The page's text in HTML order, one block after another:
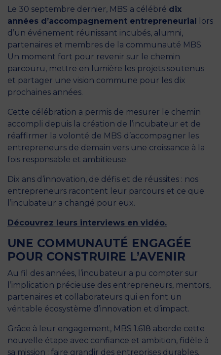
Le 30 septembre dernier, MBS a célébré dix
années d’accompagnement entrepreneurial lors
d’un événement réunissant incubés, alumni,
partenaires et membres de la communauté MBS.
Un moment fort pour revenir sur le chemin
parcouru, mettre en lumière les projets soutenus
et partager une vision commune pour les dix
prochaines années.
Cette célébration a permis de mesurer le chemin
accompli depuis la création de l’incubateur et de
réaffirmer la volonté de MBS d’accompagner les
entrepreneurs de demain vers une croissance à la
fois responsable et ambitieuse.
Dix ans d’innovation, de défis et de réussites : nos
entrepreneurs racontent leur parcours et ce que
l’incubateur a changé pour eux.
Découvrez leurs interviews en vidéo.
UNE COMMUNAUTÉ ENGAGÉE
POUR CONSTRUIRE L’AVENIR
Au fil des années, l’incubateur a pu compter sur
l’implication précieuse des entrepreneurs, mentors,
partenaires et collaborateurs qui en font un
véritable écosystème d’innovation et d’impact.
Grâce à leur engagement, MBS 1.618 aborde cette
nouvelle étape avec confiance et ambition, fidèle à
sa mission : faire grandir des entreprises durables,